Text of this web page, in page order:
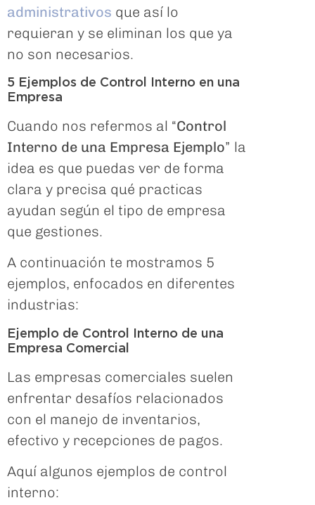
administrativos que así lo
requieran y se eliminan los que ya
no son necesarios.
5 Ejemplos de Control Interno en una
Empresa
Cuando nos refermos al “Control
Interno de una Empresa Ejemplo” la
idea es que puedas ver de forma
clara y precisa qué practicas
ayudan según el tipo de empresa
que gestiones.
A continuación te mostramos 5
ejemplos, enfocados en diferentes
industrias:
Ejemplo de Control Interno de una
Empresa Comercial
Las empresas comerciales suelen
enfrentar desafíos relacionados
con el manejo de inventarios,
efectivo y recepciones de pagos.
Aquí algunos ejemplos de control
interno: